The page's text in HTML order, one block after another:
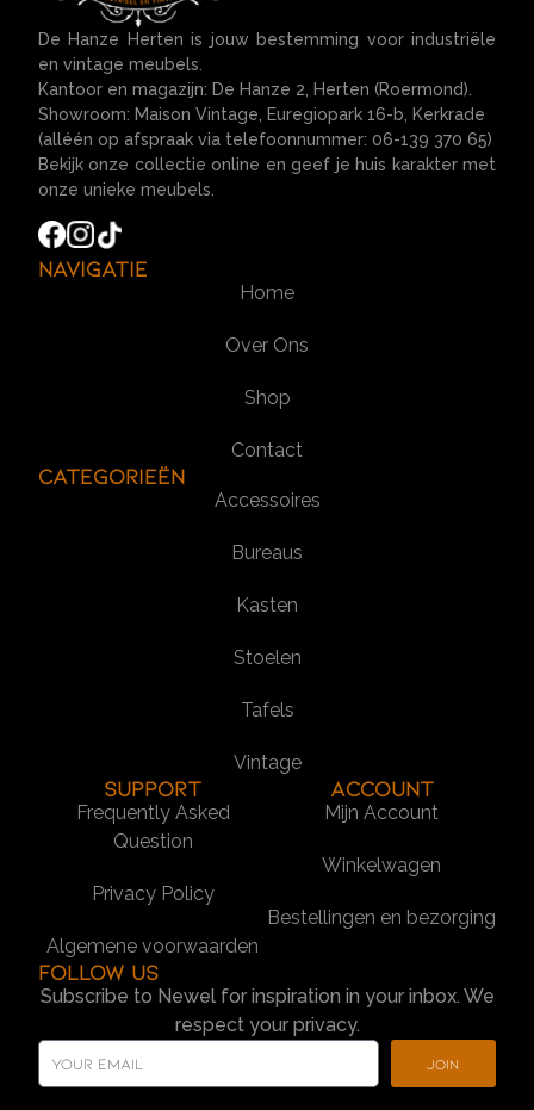
De Hanze Herten is jouw bestemming voor industriële
en vintage meubels.
Kantoor en magazijn: De Hanze 2, Herten (Roermond).
Showroom: Maison Vintage, Euregiopark 16-b, Kerkrade
(alléén op afspraak via telefoonnummer: 06-139 370 65)
Bekijk onze collectie online en geef je huis karakter met
onze unieke meubels.
Navigatie
Home
Over Ons
Shop
Contact
Categorieën
Accessoires
Bureaus
Kasten
Stoelen
Tafels
Vintage
SUPPORT
Frequently Asked
Question
Privacy Policy
Algemene voorwaarden
Account
Mijn Account
Winkelwagen
Bestellingen en bezorging
Follow us
Subscribe to Newel for inspiration in your inbox. We
respect your privacy.
Join